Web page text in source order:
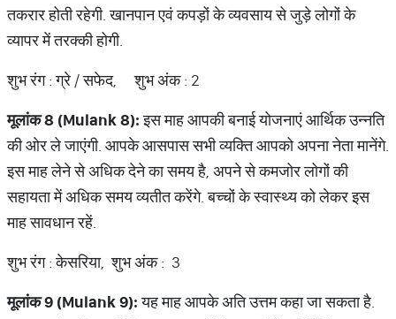
तकरार होती रहेगी. खानपान एवं कपड़ों के व्यवसाय से जुड़े लोगों के
व्यापर में तरक्की होगी.
शुभ रंग : ग्रे / सफेद, शुभ अंक : 2
मूलांक8 (Mulank 8):इस माह आपकी बनाई योजनाएं आर्थिक उन्नति
की ओर ले जाएंगी. आपके आसपास सभी व्यक्ति आपको अपना नेता मानेंगे.
इस माह लेने से अधिक देने का समय है, अपने से कमजोर लोगों की
सहायता में अधिक समय व्यतीत करेंगे. बच्चों के स्वास्थ्य को लेकर इस
माह सावधान रहें.
शुभ रंग : केसरिया, शुभ अंक : 3
मूलांक9 (Mulank 9):यह माह आपके अति उत्तम कहा जा सकता है.